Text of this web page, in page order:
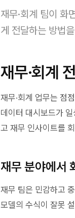
재무·회계 팀이 화
게 전달하는 방법
재무·회계
재무·회계 업무는 점
데이터 대시보드가
고 재무 인사이트를
재무 분야에서
재무 팀은 민감하고
모델의 수식이 잘못